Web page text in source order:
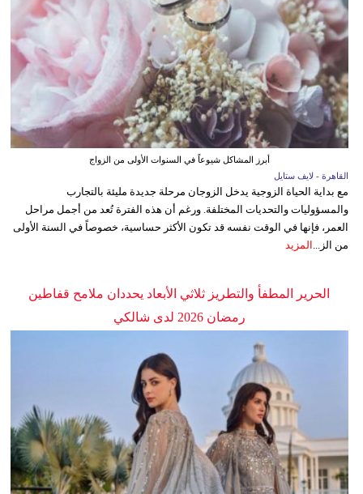
أبرز المشاكل شيوعاً في السنوات الأولى من الزواج
القاهرة - لايف ستايل
مع بداية الحياة الزوجية يدخل الزوجان مرحلة جديدة مليئة بالتجارب
والمسؤوليات والتحديات المختلفة. ورغم أن هذه الفترة تُعد من أجمل مراحل
العمر، فإنها في الوقت نفسه قد تكون الأكثر حساسية، خصوصاً في السنة الأولى
من الز...
المزيد
الحرير المطفأ والتطريز ثلاثي الأبعاد يحددان ملامح قفاطين
رمضان 2026 لدى شالكي